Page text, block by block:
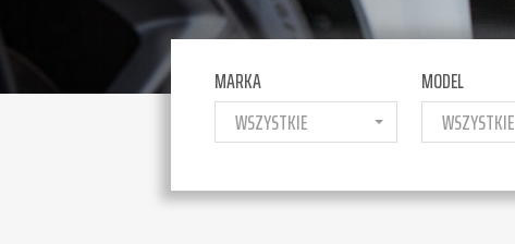
MARKA
WSZYSTKIE
MODEL
WSZYSTKIE